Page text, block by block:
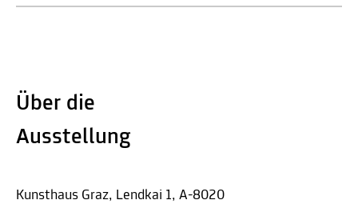
Über die
Ausstellung
Kunsthaus Graz, Lendkai 1, A-8020